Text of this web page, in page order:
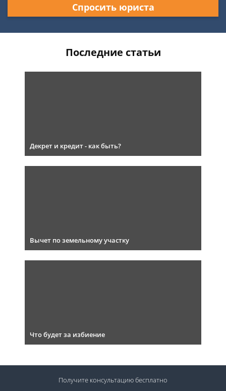
Спросить юриста
Последние статьи
Декрет и кредит - как быть?
Вычет по земельному участку
Что будет за избиение
Получите консультациюбесплатно